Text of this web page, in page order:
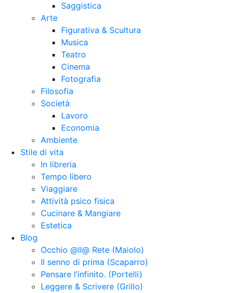
Saggistica
Arte
Figurativa & Scultura
Musica
Teatro
Cinema
Fotografia
Filosofia
Società
Lavoro
Economia
Ambiente
Stile di vita
In libreria
Tempo libero
Viaggiare
Attività psico fisica
Cucinare & Mangiare
Estetica
Blog
Occhio @ll@ Rete (Maiolo)
Il senno di prima (Scaparro)
Pensare l’infinito. (Portelli)
Leggere & Scrivere (Grillo)